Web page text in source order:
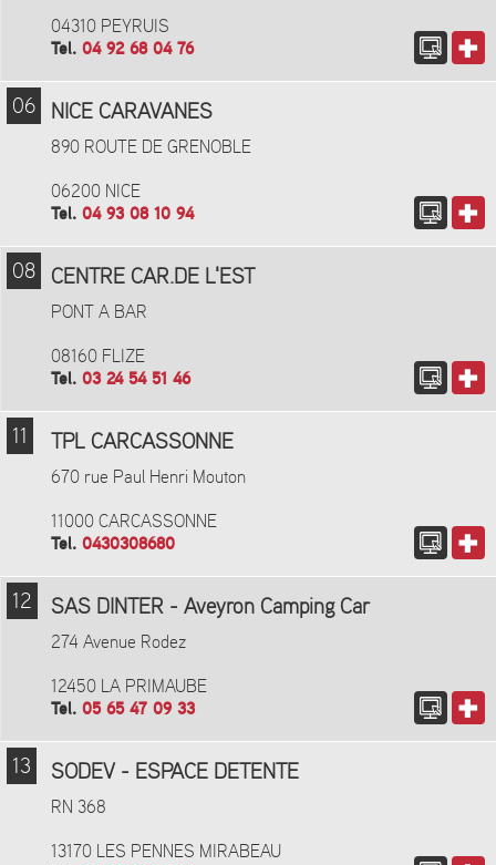
04310 PEYRUIS
Tel. 04 92 68 04 76
06 NICE CARAVANES
890 ROUTE DE GRENOBLE
06200 NICE
Tel. 04 93 08 10 94
08 CENTRE CAR.DE L'EST
PONT A BAR
08160 FLIZE
Tel. 03 24 54 51 46
11 TPL CARCASSONNE
670 rue Paul Henri Mouton
11000 CARCASSONNE
Tel. 0430308680
12 SAS DINTER - Aveyron Camping Car
274 Avenue Rodez
12450 LA PRIMAUBE
Tel. 05 65 47 09 33
13 SODEV - ESPACE DETENTE
RN 368
13170 LES PENNES MIRABEAU